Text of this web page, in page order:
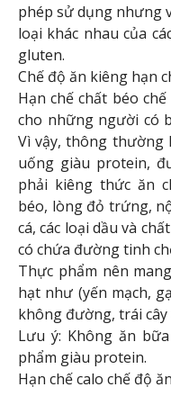
phép sử dụng nhưng
loại khác nhau của
gluten.
Chế độ ăn kiêng hạn
Hạn chế chất béo
cho những người có
Vì vậy, thông thường
uống giàu protein,
phải kiêng thức ăn
béo, lòng đỏ trứng,
cá, các loại dầu và
có chứa đường tinh
Thực phẩm nên
hạt như (yến mạch,
không đường, trái cây
Lưu ý: Không ăn
phẩm giàu protein.
Hạn chế calo chế độ